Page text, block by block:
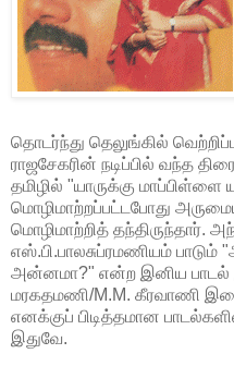
தொடர்ந்து தெலுங்கில்
ராஜசேகரின் நடிப்பில் வந்த
தமிழில் "யாருக்கு மாப்பிள்ளை
மொழிமாற்றப்பட்டபோது
மொழிமாற்றித் தந்திருந்தார்.
எஸ்.பி.பாலசுப்ரமணியம்
அன்னமா?" என்ற இனிய பாடல்
மரகதமணி/M.M. கீரவாணி
எனக்குப் பிடித்தமான
இதுவே.